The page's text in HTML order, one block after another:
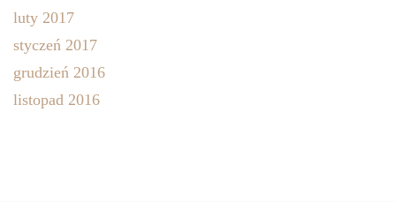
luty 2017
styczeń 2017
grudzień 2016
listopad 2016